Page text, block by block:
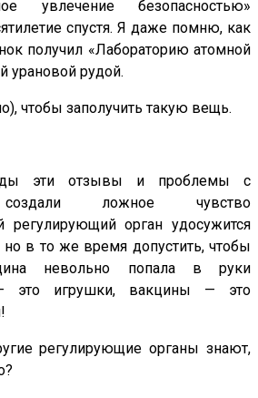
увлечение безопасностью»
спустя. Я даже помню, как
получил «Лабораторию атомной
урановой рудой.
чтобы заполучить такую ​​вещь.
эти отзывы и проблемы с
создали ложное чувство
регулирующий орган удосужится
но в то же время допустить, чтобы
невольно попала в руки
это игрушки, вакцины — это
регулирующие органы знают,